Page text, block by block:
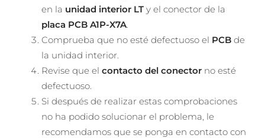
en la unidad interior LT y el conector de la
placa PCB A1P-X7A.
Comprueba que no esté defectuoso el PCB de
la unidad interior.
Revise que el contacto del conector no esté
defectuoso.
Si después de realizar estas comprobaciones
no ha podido solucionar el problema, le
recomendamos que se ponga en contacto con